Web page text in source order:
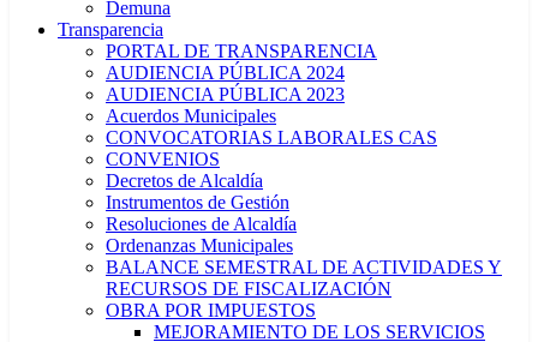
Demuna
Transparencia
PORTAL DE TRANSPARENCIA
AUDIENCIA PÚBLICA 2024
AUDIENCIA PÚBLICA 2023
Acuerdos Municipales
CONVOCATORIAS LABORALES CAS
CONVENIOS
Decretos de Alcaldía
Instrumentos de Gestión
Resoluciones de Alcaldía
Ordenanzas Municipales
BALANCE SEMESTRAL DE ACTIVIDADES Y
RECURSOS DE FISCALIZACIÓN
OBRA POR IMPUESTOS
MEJORAMIENTO DE LOS SERVICIOS